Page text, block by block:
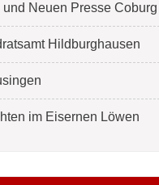
Neuen Presse
Hildburghausen
im Eisernen Löwen